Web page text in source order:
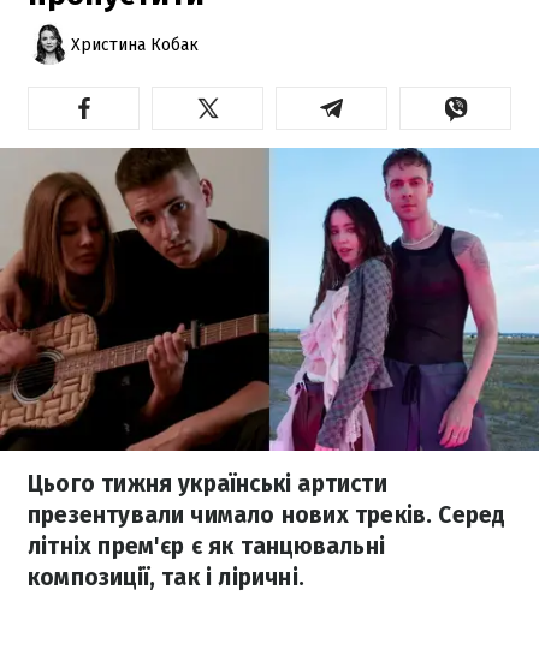
Христина Кобак
Цього тижня українські артисти
презентували чимало нових треків. Серед
літніх прем'єр є як танцювальні
композиції, так і ліричні.